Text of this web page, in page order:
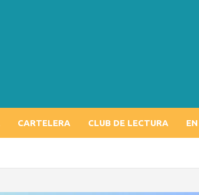
CARTELERA CLUB DE LECTURA